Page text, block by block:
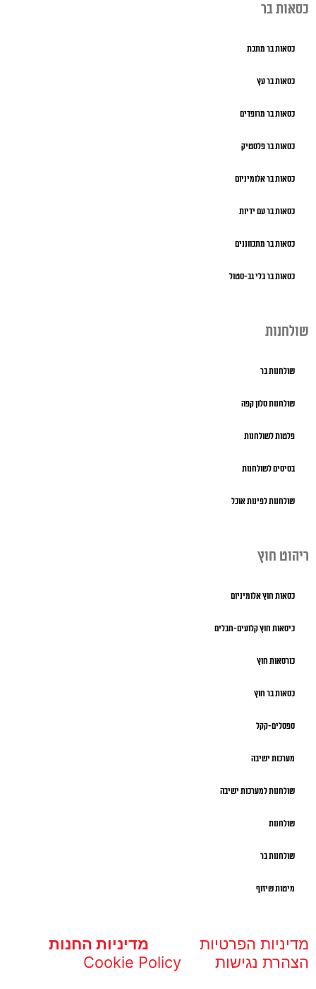
כסאות בר
כסאות בר מתכת
כסאות בר עץ
כסאות בר מרופדים
כסאות בר פלסטיק
כסאות בר אלומיניום
כסאות בר עם ידיות
כסאות בר מתכווננים
כסאות בר בלי גב-סטול
שולחנות
שולחנות בר
שולחנות סלון קפה
פלטות לשולחנות
בסיסים לשולחנות
שולחנות לפינות אוכל
ריהוט חוץ
כסאות חוץ אלומיניום
כיסאות חוץ קלועים-חבלים
כורסאות חוץ
כסאות בר חוץ
ספסלים-קקל
מערכות ישיבה
שולחנות למערכות ישיבה
שולחנות
שולחנות בר
מיטות שיזוף
מדיניות הפרטיות
מדיניות החנות
הצהרת נגישות
Cookie Policy